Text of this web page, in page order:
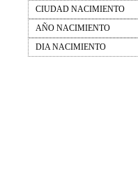
CIUDAD NACIMIENTO
AÑO NACIMIENTO
DIA NACIMIENTO